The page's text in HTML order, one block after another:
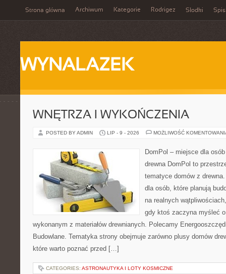
Strona główna Archiwum Kategorie Rodrigez Słodki Spis
WYNALAZEK
WNĘTRZA I WYKOŃCZENIA
POSTED BY ADMIN LIP - 9 - 2026 MOŻLIWOŚĆ
DomPol – miejsce dla
drewna DomPol to
tematyce domów z
dla osób, które planują
na realnych
gdy ktoś zaczyna myśleć o
wykonanym z materiałów drewnianych. Polecamy
Budowlane. Tematyka strony obejmuje zarówno plusy domów
które warto poznać przed […]
CATEGORIES: ASTRONAUTYKA I LOTY KOSMICZNE